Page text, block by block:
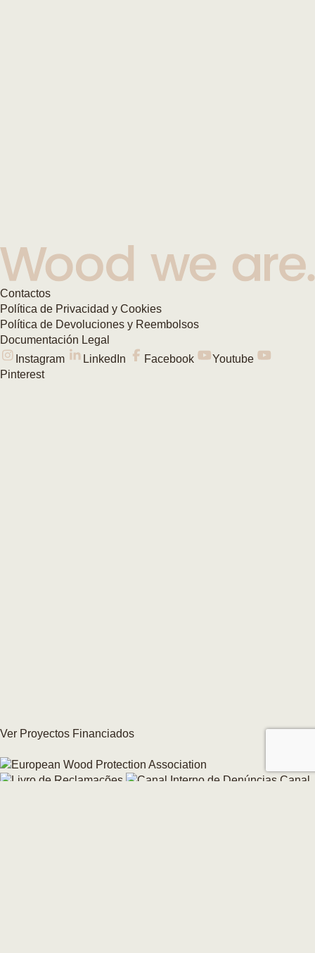
Contactos
Política de Privacidad y Cookies
Política de Devoluciones y Reembolsos
Documentación Legal
Instagram
LinkedIn Facebook
Youtube
Pinterest
Ver Proyectos Financiados
Canal